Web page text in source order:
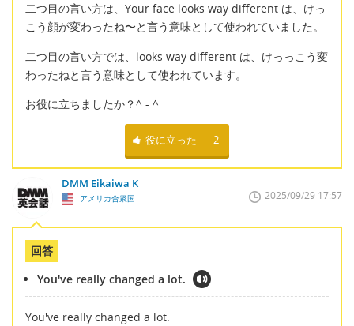
二つ目の言い方は、Your face looks way different は、けっ
こう顔が変わったね〜と言う意味として使われていました。
二つ目の言い方では、looks way different は、けっっこう変
わったねと言う意味として使われています。
お役に立ちましたか？^ - ^
役に立った 2
DMM Eikaiwa K
アメリカ合衆国 2025/09/29 17:57
回答
You've really changed a lot.
You've really changed a lot.